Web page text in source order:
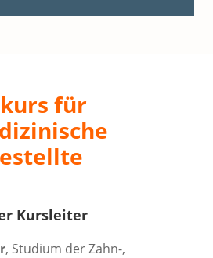
für
Kursleiter
, Studium der Zahn-,